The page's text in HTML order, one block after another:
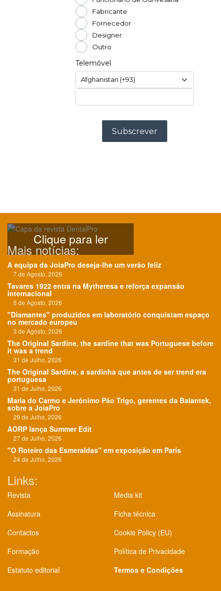
Clique para ler
Mais notícias:
A equipa da JoiaPro deseja-lhe um verão feliz
7 de Agosto, 2026
Tavares 1922 entra na Mytheresa e reforça expansão
internacional
5 de Agosto, 2026
"Diamantes" produzidos em laboratório conquistam espaço
no mercado europeu
3 de Agosto, 2026
The Original Sardine, the sardine that was Portuguese before
it was a trend
31 de Julho, 2026
The Original Sardine, a sardinha que antes de ser trend era
portuguesa
31 de Julho, 2026
Maria do Carmo e Jerónimo Pão Trigo, gerentes da Balantek,
sobre a JoiaPro
29 de Julho, 2026
AORP lança Summer Edit
27 de Julho, 2026
"O Roteiro das Esmeraldas" em exposição em Paris
24 de Julho, 2026
Links:
Revista
Assinatura
Contactos
Formação
Estatuto editorial
Media kit
Ficha técnica
Cookie Policy (EU)
Política de Privacidade
Termos e Condições